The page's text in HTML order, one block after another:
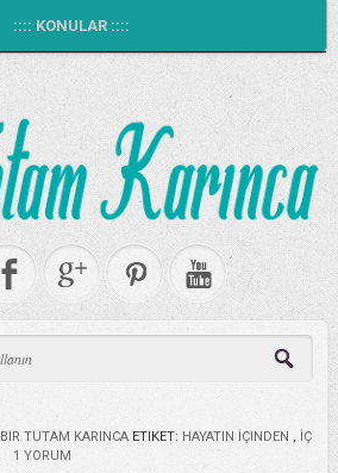
:::: KONULAR ::::
BIR TUTAM KARINCA ETIKET: HAYATIN İÇINDEN , İÇ
1 YORUM